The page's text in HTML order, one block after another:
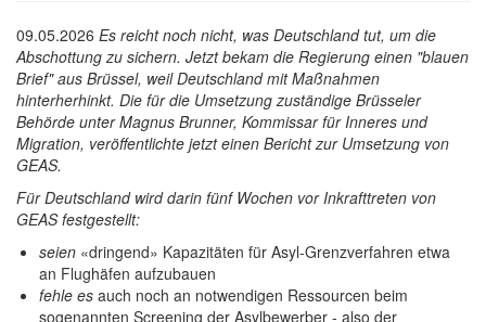
09.05.2026 Es reicht noch nicht, was Deutschland tut, um die
Abschottung zu sichern. Jetzt bekam die Regierung einen "blauen
Brief" aus Brüssel, weil Deutschland mit Maßnahmen
hinterherhinkt. Die für die Umsetzung zuständige Brüsseler
Behörde unter Magnus Brunner, Kommissar für Inneres und
Migration, veröffentlichte jetzt einen Bericht zur Umsetzung von
GEAS.
Für Deutschland wird darin fünf Wochen vor Inkrafttreten von
GEAS festgestellt:
seien «dringend» Kapazitäten für Asyl-Grenzverfahren etwa
an Flughäfen aufzubauen
fehle es auch noch an notwendigen Ressourcen beim
sogenannten Screening der Asylbewerber - also der